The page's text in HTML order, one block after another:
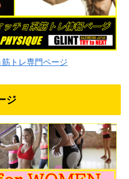
トレ専門ページ
ジ